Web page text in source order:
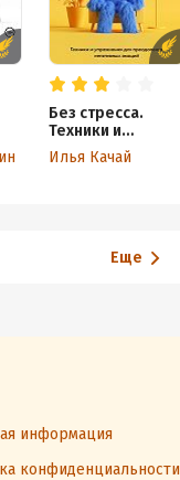
Без стресса.
Техники и
упражнения для
преодоления
Илья Качай
Еще
информация
конфиденциальности